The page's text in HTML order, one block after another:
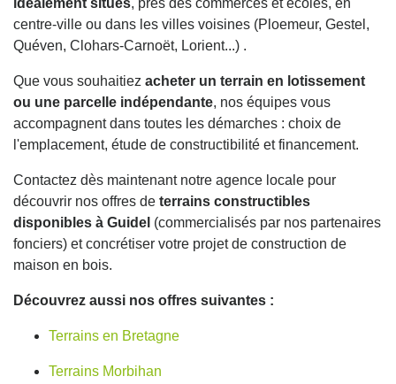
centre-ville ou dans les villes voisines (Ploemeur, Gestel,
Quéven, Clohars-Carnoët, Lorient...) .
Que vous souhaitiez acheter un terrain en lotissement
ou une parcelle indépendante, nos équipes vous
accompagnent dans toutes les démarches : choix de
l'emplacement, étude de constructibilité et financement.
Contactez dès maintenant notre agence locale pour
découvrir nos offres de terrains constructibles
disponibles à Guidel (commercialisés par nos partenaires
fonciers) et concrétiser votre projet de construction de
maison en bois.
Découvrez aussi nos offres suivantes :
Terrains en Bretagne
Terrains Morbihan